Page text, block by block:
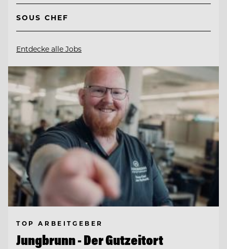
SOUS CHEF
Entdecke alle Jobs
TOP ARBEITGEBER
Jungbrunn - Der Gutzeitort